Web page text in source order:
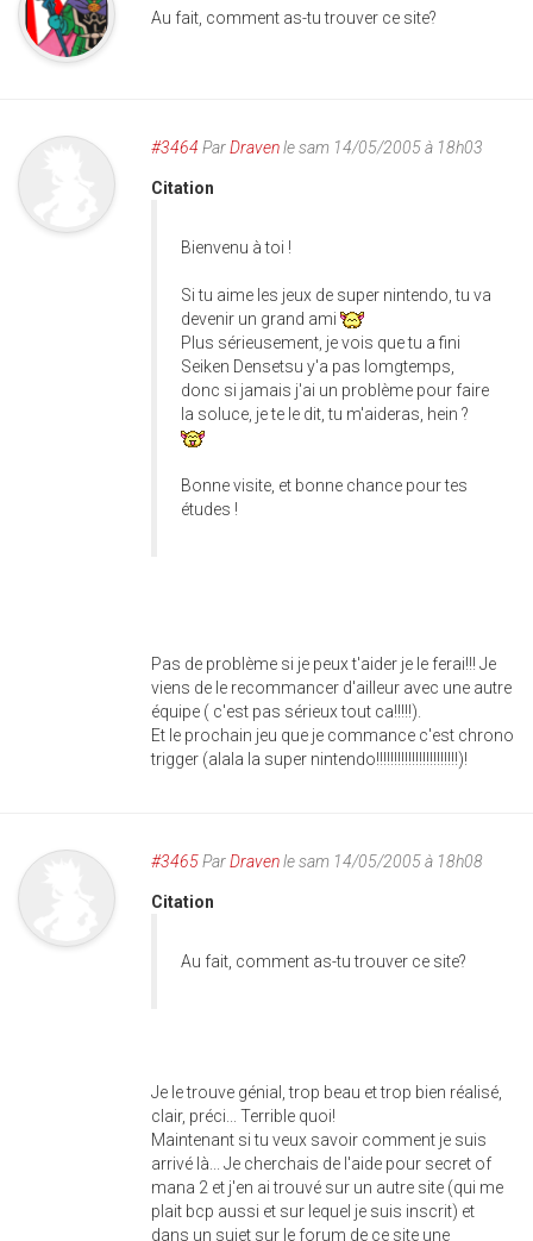
Au fait, comment as-tu trouver ce site?
#3464 ParDravenle sam 14/05/2005 à 18h03
Citation
Bienvenu à toi !
Si tu aime les jeux de super nintendo, tu va
devenir un grand ami
Plus sérieusement, je vois que tu a fini
Seiken Densetsu y'a pas lomgtemps,
donc si jamais j'ai un problème pour faire
la soluce, je te le dit, tu m'aideras, hein ?
Bonne visite, et bonne chance pour tes
études !
Pas de problème si je peux t'aider je le ferai!!! Je
viens de le recommancer d'ailleur avec une autre
équipe ( c'est pas sérieux tout ca!!!!!).
Et le prochain jeu que je commance c'est chrono
trigger (alala la super nintendo!!!!!!!!!!!!!!!!!!!!!!!)!
#3465ParDravenle sam 14/05/2005 à 18h08
Citation
Au fait, comment as-tu trouver ce site?
Je le trouve génial, trop beau et trop bien réalisé,
clair, préci... Terrible quoi!
Maintenant si tu veux savoir comment je suis
arrivé là... Je cherchais de l'aide pour secret of
mana 2 et j'en ai trouvé sur un autre site (qui me
plait bcp aussi et sur lequel je suis inscrit) et
dans un sujet sur le forum de ce site une